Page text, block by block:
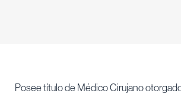
Posee título de Médico Cirujano